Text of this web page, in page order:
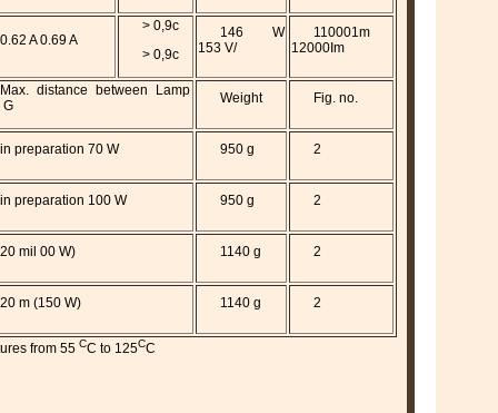
0.62 A 0.69 A
> 0,9c
> 0,9c
146 W
153 V/
110001m
12000Im
Max. distance between Lamp
G
Weight Fig. no.
in preparation 70 W 950 g 2
in preparation 100 W 950 g 2
20 mil 00 W) 1140 g 2
20 m (150 W) 1140 g 2
from 55 CC to 125CC